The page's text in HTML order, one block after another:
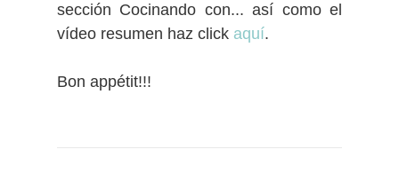
sección Cocinando con... así como el
vídeo resumen haz click aquí.
Bon appétit!!!